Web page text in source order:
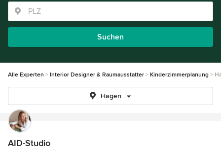
Suchen
Alle Experten Interior Designer & Raumausstatter Kinderzimmerplanung
Hagen
AID-Studio